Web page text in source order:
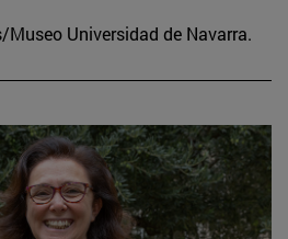
Museo Universidad de Navarra.